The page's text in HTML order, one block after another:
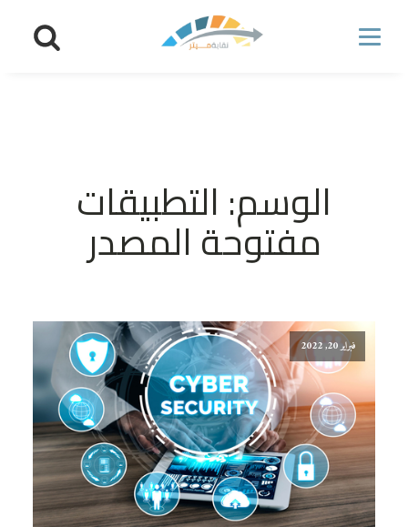
الوسم: التطبيقات
مفتوحة المصدر
فبراير 20, 2022